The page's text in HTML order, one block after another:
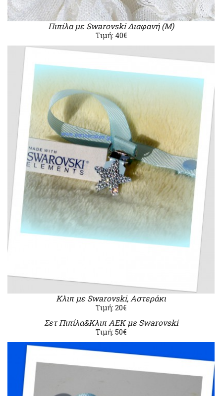
Πιπίλα με Swarovski Διαφανή (Μ)
Τιμή: 40€
Κλιπ με Swarovski, Αστεράκι
Τιμή: 20€
Σετ Πιπίλα&Κλιπ ΑΕΚ με Swarovski
Τιμή: 50€